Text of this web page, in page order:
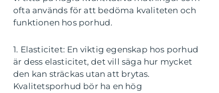
ofta används för att bedöma kvaliteten och
funktionen hos porhud.
1. Elasticitet: En viktig egenskap hos porhud
är dess elasticitet, det vill säga hur mycket
den kan sträckas utan att brytas.
Kvalitetsporhud bör ha en hög